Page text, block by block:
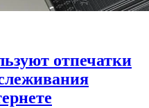
отпечатки